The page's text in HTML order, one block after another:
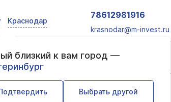
Краснодар
близкий к вам город —
Выбрать другой
78612981916
krasnodar@m-invest.ru